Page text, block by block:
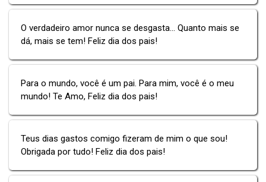
O verdadeiro amor nunca se desgasta... Quanto mais se
dá, mais se tem! Feliz dia dos pais!
Para o mundo, você é um pai. Para mim, você é o meu
mundo! Te Amo, Feliz dia dos pais!
Teus dias gastos comigo fizeram de mim o que sou!
Obrigada por tudo! Feliz dia dos pais!